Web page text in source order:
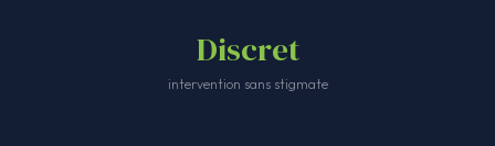
Discret
intervention sans stigmate